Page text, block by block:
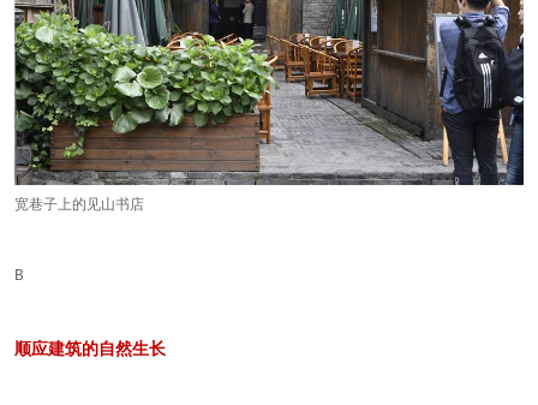
宽巷子上的见山书店
B
顺应建筑的自然生长